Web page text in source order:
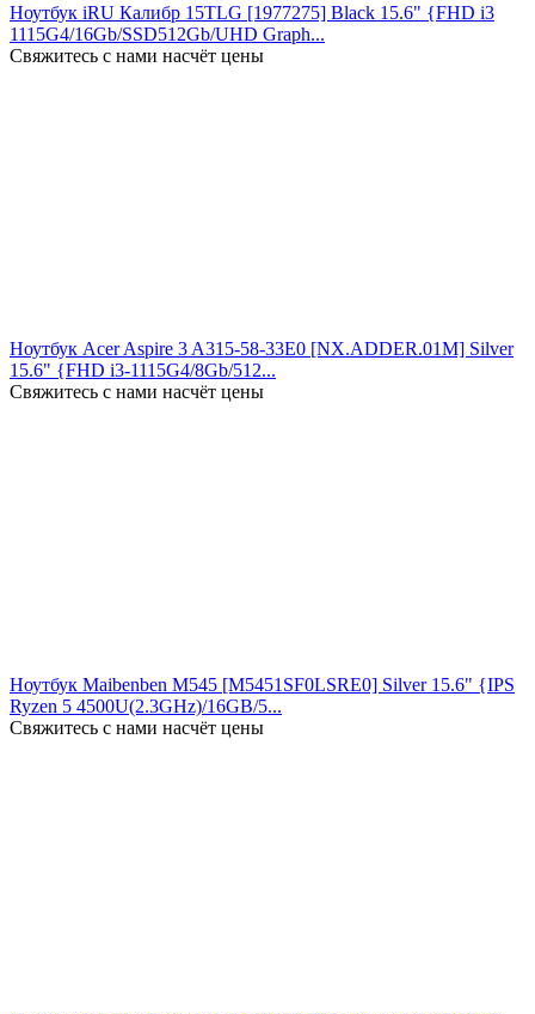
Ноутбук iRU Калибр 15TLG [1977275] Black 15.6" {FHD i3
1115G4/16Gb/SSD512Gb/UHD Graph...
Свяжитесь с нами насчёт цены
Ноутбук Acer Aspire 3 A315-58-33E0 [NX.ADDER.01M] Silver
15.6" {FHD i3-1115G4/8Gb/512...
Свяжитесь с нами насчёт цены
Ноутбук Maibenben M545 [M5451SF0LSRE0] Silver 15.6" {IPS
Ryzen 5 4500U(2.3GHz)/16GB/5...
Свяжитесь с нами насчёт цены